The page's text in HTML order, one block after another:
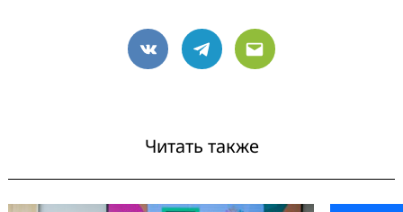
VK Telegram
Email
Читать также